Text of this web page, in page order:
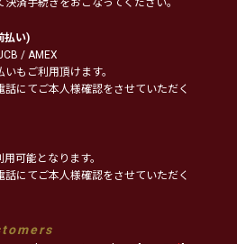
払い)
/ AMEX
もご利用頂けます。
にてご本人様確認をさせていただく
可能となります。
にてご本人様確認をさせていただく